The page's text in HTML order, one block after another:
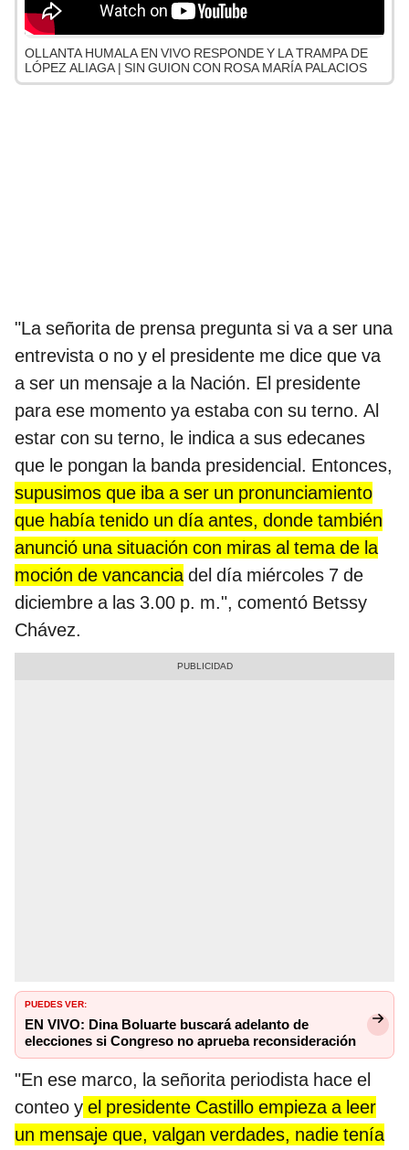
OLLANTA HUMALA EN VIVO RESPONDE Y LA TRAMPA DE
LÓPEZ ALIAGA | SIN GUION CON ROSA MARÍA PALACIOS
"La señorita de prensa pregunta si va a ser una
entrevista o no y el presidente me dice que va
a ser un mensaje a la Nación. El presidente
para ese momento ya estaba con su terno. Al
estar con su terno, le indica a sus edecanes
que le pongan la banda presidencial. Entonces,
supusimos que iba a ser un pronunciamiento
que había tenido un día antes, donde también
anunció una situación con miras al tema de la
moción de vancanciadel día miércoles 7 de
diciembre a las 3.00 p. m.", comentó Betssy
Chávez.
PUEDES VER:
EN VIVO: Dina Boluarte buscará adelanto de
elecciones si Congreso no aprueba reconsideración
"En ese marco, la señorita periodista hace el
conteo y el presidente Castillo empieza a leer
un mensaje que, valgan verdades, nadie tenía